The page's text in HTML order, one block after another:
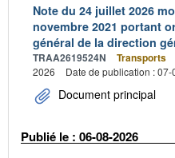
Note du 24 juillet 2026
novembre 2021 portant
général de la direction
TRAA2619524N Transports
2026
Date de publication : 07-
Document principal
Publié le : 06-08-2026